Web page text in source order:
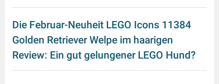
Die Februar-Neuheit LEGO Icons 11384
Golden Retriever Welpe im haarigen
Review: Ein gut gelungener LEGO Hund?